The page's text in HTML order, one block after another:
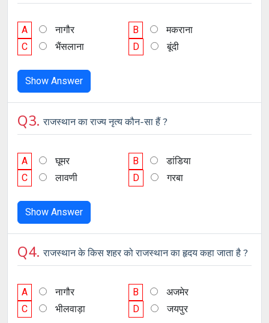
A नागौर B
मकराना
C
भैंसलाना D बूंदी
Show Answer
Q3.राजस्थान का राज्य नृत्य कौन-सा हैं ?
A घूमर B
डांडिया
C
लावणी D गरबा
Show Answer
Q4.राजस्थान के किस शहर को राजस्थान का हृदय कहा जाता है ?
A नागौर B
अजमेर
C
भीलवाड़ा D जयपुर